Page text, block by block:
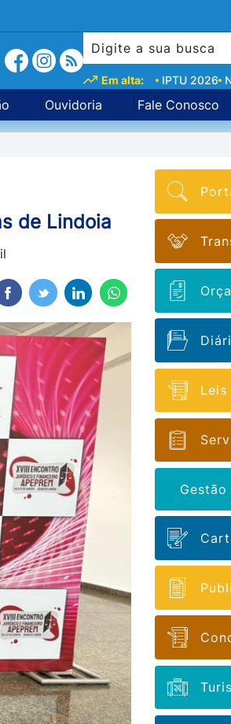
Em alta: IPTU 2026
Ouvidoria Fale Conosco
de Lindoia
Gestão